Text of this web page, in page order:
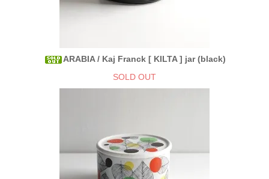
ARABIA / Kaj Franck [ KILTA ] jar (black)
SOLD OUT